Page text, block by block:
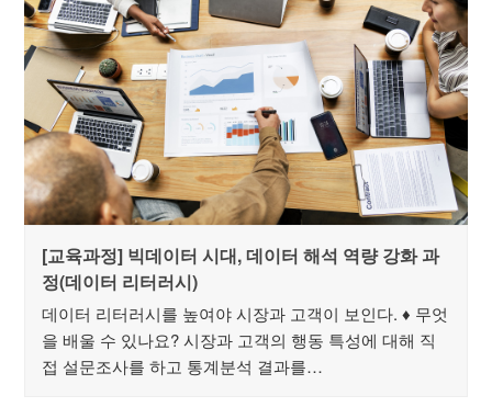
[교육과정] 빅데이터 시대, 데이터 해석 역량 강화 과
정(데이터 리터러시)
데이터 리터러시를 높여야 시장과 고객이 보인다. ♦ 무엇
을 배울 수 있나요? 시장과 고객의 행동 특성에 대해 직
접 설문조사를 하고 통계분석 결과를…